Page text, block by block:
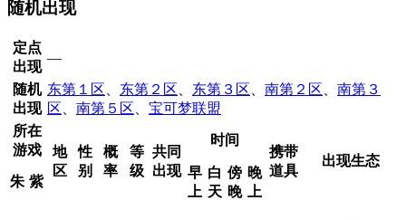
随机出现
定点
出现
—
随机
出现
东第１区 东第２区 东第３区 南第２区
南第３
区
南第５区
宝可梦联盟
所在
游戏
地
区
性
别
概
率
等
级
共同
出现
时间
携带
道具
出现生态
朱 紫
早
上
白
天
傍
晚
晚
上